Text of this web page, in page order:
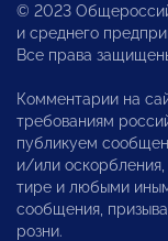
© 2023
и среднего
Все права
Комментарии на
требованиям
публикуем
и/или оскорбления,
тире и любыми
сообщения,
розни.